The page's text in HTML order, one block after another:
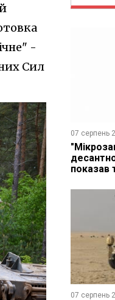
-
Сил
07 серпень
показав
07 серпень